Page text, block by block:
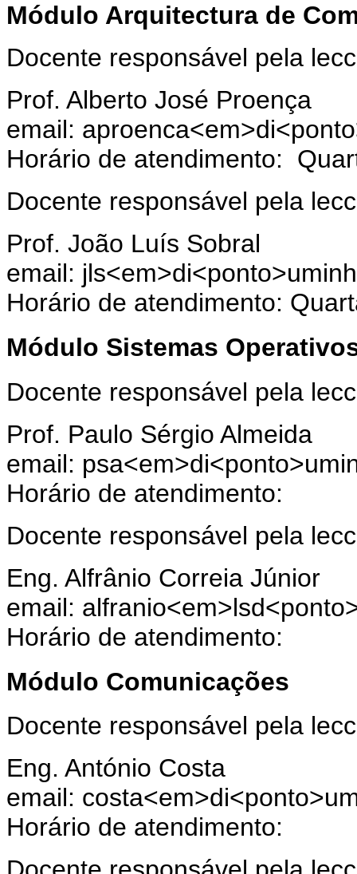
Módulo Arquitectura de
Docente responsável pela
Prof. Alberto José Proença
email:
Horário de atendimento:
Docente responsável pela
Prof. João Luís Sobral
email:
Horário de atendimento:
Módulo Sistemas
Docente responsável pela
Prof. Paulo Sérgio Almeida
email:
Horário de atendimento:
Docente responsável pela
Eng. Alfrânio Correia Júnior
email:
Horário de atendimento:
Módulo Comunicações
Docente responsável pela
Eng. António Costa
email:
Horário de atendimento: